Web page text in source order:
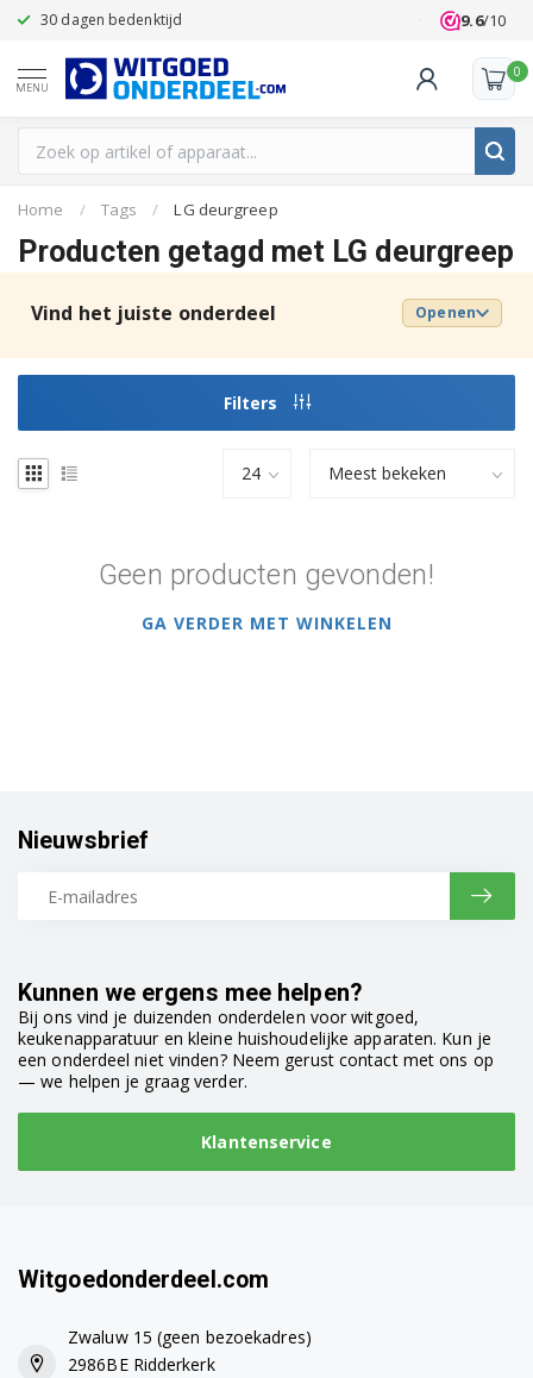
30 dagen bedenktijd Klanten
9.6/10
MENU
0
Home / Tags / LG deurgreep
Producten getagd met LG deurgreep
Vind het juiste onderdeel Openen
Filters
Geen producten gevonden!
GA VERDER MET WINKELEN
Kunnen we ergens mee helpen?
Bij ons vind je duizenden onderdelen voor witgoed,
keukenapparatuur en kleine huishoudelijke apparaten. Kun je
een onderdeel niet vinden? Neem gerust contact met ons op
— we helpen je graag verder.
Klantenservice
Nieuwsbrief
Witgoedonderdeel.com
Zwaluw 15 (geen bezoekadres)
2986BE Ridderkerk